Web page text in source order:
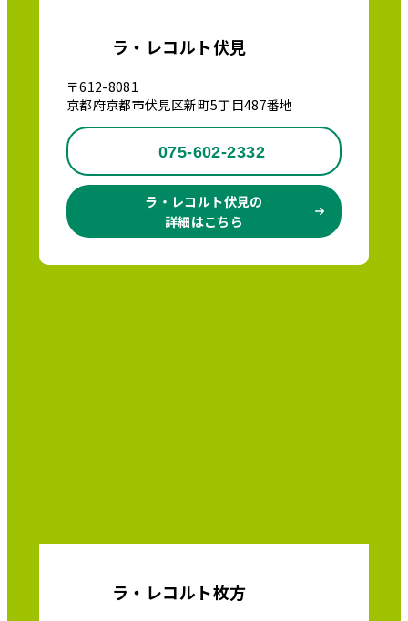
ラ・レコルト伏見
〒612-8081
京都府京都市伏見区新町5丁目487番地
075-602-2332
ラ・レコルト伏見の
詳細はこちら
ラ・レコルト枚方